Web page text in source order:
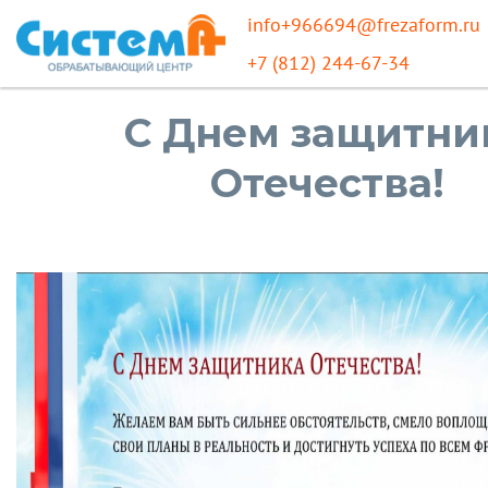
info+966694@frezaform.ru
+7 (812) 244-67-34
C Днем
Отечества!